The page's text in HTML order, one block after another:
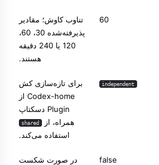
60
تناوب کاوش؛ مقادیر
پذیرفته‌شده 30، 60،
120 یا 240 دقیقه
هستند.
independent
برای تازه‌سازی کش
Codex-home از
Plugin دسکتاپ
همراه، از shared
استفاده می‌کند.
false
در صورت شکست